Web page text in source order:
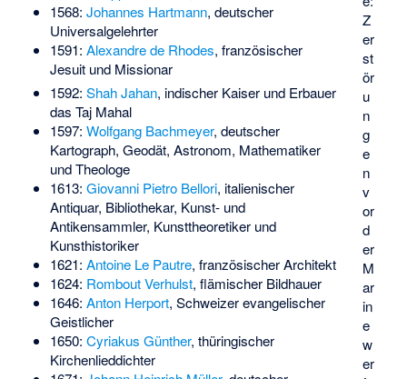
Z
er
st
ör
u
n
g
e
n
v
or
d
er
M
ar
in
e
w
er
1568: Johannes Hartmann, deutscher
Universalgelehrter
1591: Alexandre de Rhodes, französischer
Jesuit und Missionar
1592: Shah Jahan, indischer Kaiser und Erbauer
das Taj Mahal
1597: Wolfgang Bachmeyer, deutscher
Kartograph, Geodät, Astronom, Mathematiker
und Theologe
1613: Giovanni Pietro Bellori, italienischer
Antiquar, Bibliothekar, Kunst- und
Antikensammler, Kunsttheoretiker und
Kunsthistoriker
1621: Antoine Le Pautre, französischer Architekt
1624: Rombout Verhulst, flämischer Bildhauer
1646: Anton Herport, Schweizer evangelischer
Geistlicher
1650: Cyriakus Günther, thüringischer
Kirchenlieddichter